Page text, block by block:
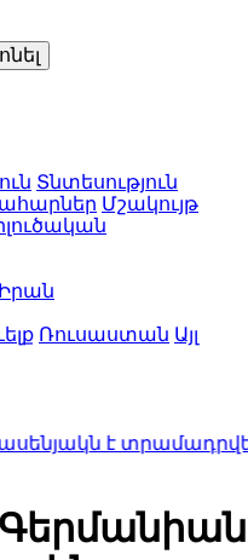
Տնտեսություն
Մշակույթ
Իրան
Ռուսաստան Այլ
է տրամադրվել